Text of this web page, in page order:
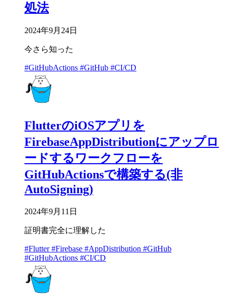
処法
2024年9月24日
今さら知った
#GitHubActions #GitHub #CI/CD
FlutterのiOSアプリを
FirebaseAppDistributionにアップロ
ードするワークフローを
GitHubActionsで構築する(非
AutoSigning)
2024年9月11日
証明書完全に理解した
#Flutter#Firebase #AppDistribution #GitHub
#GitHubActions #CI/CD